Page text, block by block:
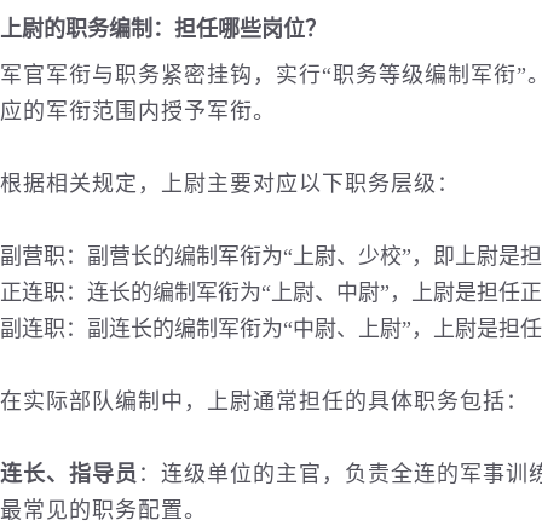
上尉的职务编制：担任哪些岗位？
军官军衔与职务紧密挂钩，实行“职务等级编制军衔
应的军衔范围内授予军衔。
根据相关规定，上尉主要对应以下职务层级：
副营职：副营长的编制军衔为“上尉、少校”，即上尉是
正连职：连长的编制军衔为“上尉、中尉”，上尉是担任
副连职：副连长的编制军衔为“中尉、上尉”，上尉是担
在实际部队编制中，上尉通常担任的具体职务包括：
连长、指导员 ：连级单位的主官，负责全连的军事训
最常见的职务配置。